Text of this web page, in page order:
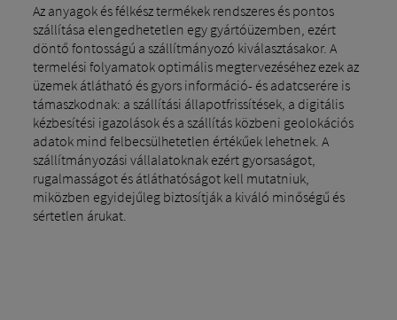
Az anyagok és félkész termékek rendszeres és pontos
szállítása elengedhetetlen egy gyártóüzemben, ezért
döntő fontosságú a szállítmányozó kiválasztásakor. A
termelési folyamatok optimális megtervezéséhez ezek az
üzemek átlátható és gyors információ- és adatcserére is
támaszkodnak: a szállítási állapotfrissítések, a digitális
kézbesítési igazolások és a szállítás közbeni geolokációs
adatok mind felbecsülhetetlen értékűek lehetnek. A
szállítmányozási vállalatoknak ezért gyorsaságot,
rugalmasságot és átláthatóságot kell mutatniuk,
miközben egyidejűleg biztosítják a kiváló minőségű és
sértetlen árukat.